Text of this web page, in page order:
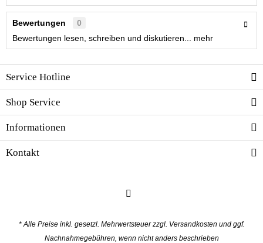
Bewertungen
0
Bewertungen lesen, schreiben und diskutieren...
mehr
Service Hotline
Shop Service
Informationen
Kontakt
* Alle Preise inkl. gesetzl. Mehrwertsteuer zzgl. Versandkosten und ggf.
Nachnahmegebühren, wenn nicht anders beschrieben